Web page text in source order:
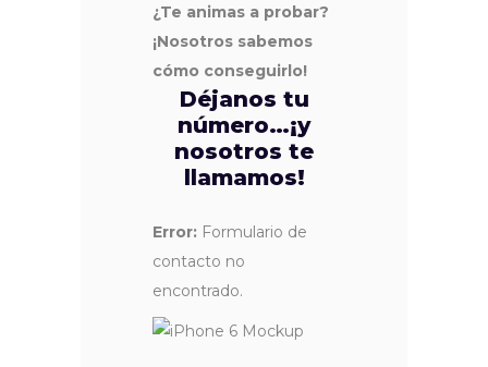
¿Te animas a probar?
¡Nosotros sabemos
cómo conseguirlo!
Déjanos tu
número…¡y
nosotros te
llamamos!
Error: Formulario de
contacto no
encontrado.